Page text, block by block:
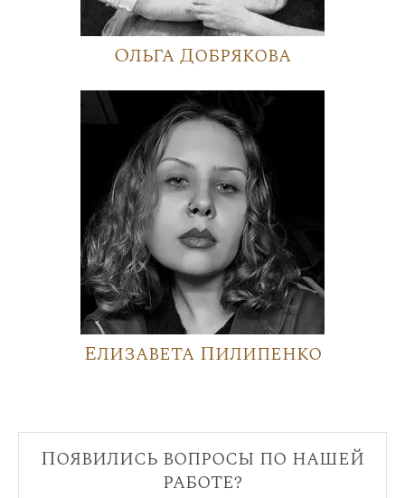
Ольга Добрякова
Елизавета Пилипенко
Появились вопросы по нашей
работе?